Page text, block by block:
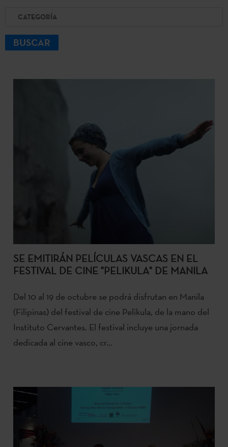
Categoría
BUSCAR
SE EMITIRÁN PELÍCULAS VASCAS EN EL
FESTIVAL DE CINE "PELIKULA" DE MANILA
Del 10 al 19 de octubre se podrá disfrutan en Manila
(Filipinas) del festival de cine Pelikula, de la mano del
Instituto Cervantes. El festival incluye una jornada
dedicada al cine vasco, cr...